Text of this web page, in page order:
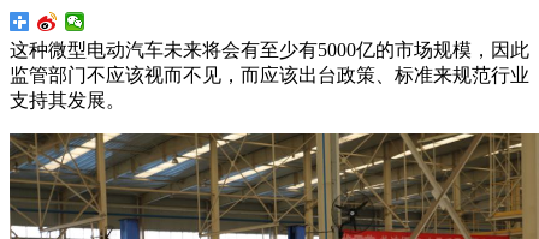
这种微型电动汽车未来将会有至少有5000亿的市场规模，因此
监管部门不应该视而不见，而应该出台政策、标准来规范行业
支持其发展。